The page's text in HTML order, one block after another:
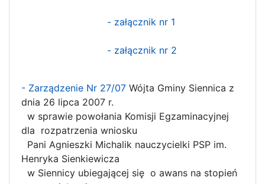
- załącznik nr 1
- załącznik nr 2
- Zarządzenie Nr 27/07 Wójta Gminy Siennica z
dnia 26 lipca 2007 r.
w sprawie powołania Komisji Egzaminacyjnej
dla rozpatrzenia wniosku
Pani Agnieszki Michalik nauczycielki PSP im.
Henryka Sienkiewicza
w Siennicy ubiegającej się o awans na stopień